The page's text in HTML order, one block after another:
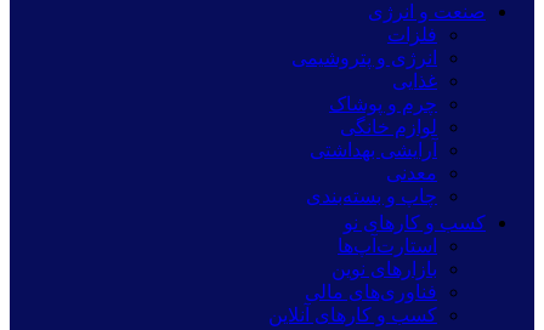
صنعت و انرژی
فلزات
انرژی و پتروشیمی
غذایی
چرم و پوشاک
لوازم خانگی
آرایشی بهداشتی
معدنی
چاپ و بسته‌بندی
کسب و کارهای نو
استارت‌آپ‌ها
بازارهای نوین
فناوری‌های مالی
کسب و کارهای آنلاین